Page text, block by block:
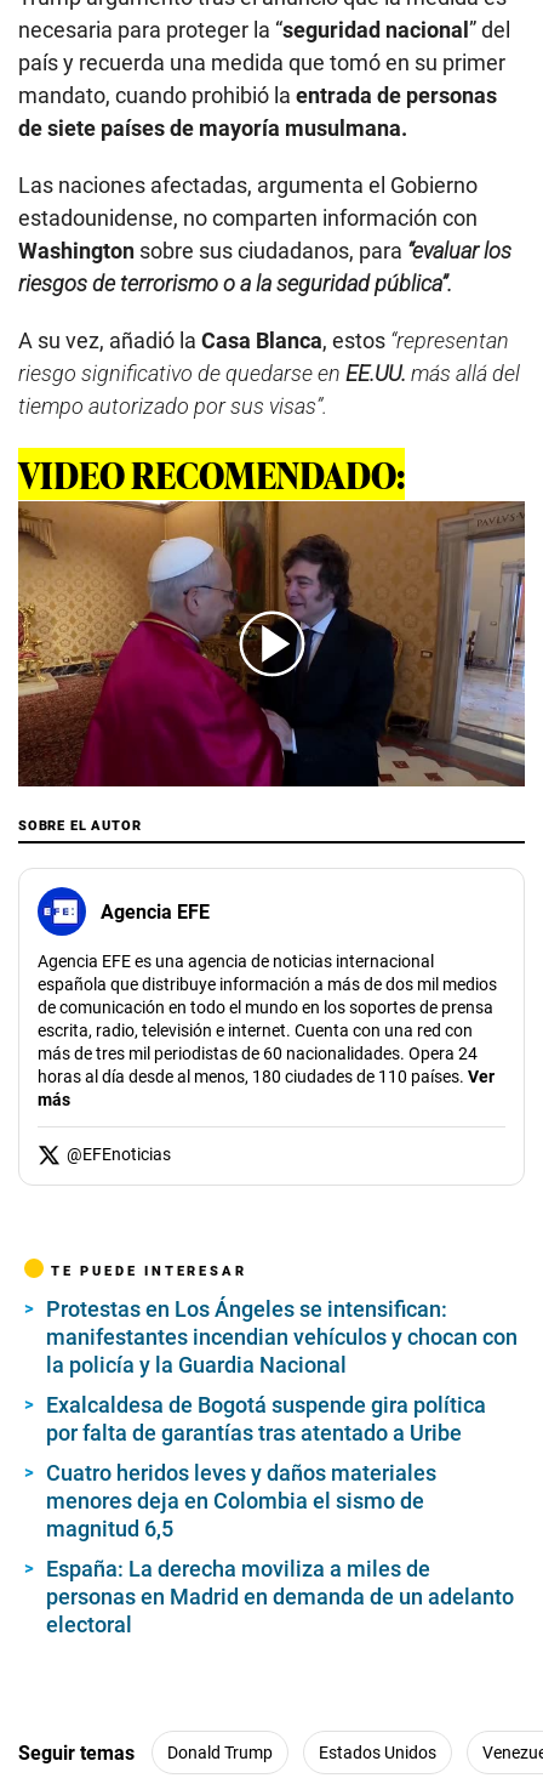
necesaria para proteger la “seguridad nacional” del
país y recuerda una medida que tomó en su primer
mandato, cuando prohibió la entrada de personas
de siete países de mayoría musulmana.
Las naciones afectadas, argumenta el Gobierno
estadounidense, no comparten información con
Washington sobre sus ciudadanos, para “evaluar los
riesgos de terrorismo o a la seguridad pública”.
A su vez, añadió la Casa Blanca, estos “representan
riesgo significativo de quedarse en EE.UU. más allá del
tiempo autorizado por sus visas”.
VIDEO RECOMENDADO:
SOBRE EL AUTOR
Agencia EFE
Agencia EFE es una agencia de noticias internacional
española que distribuye información a más de dos mil medios
de comunicación en todo el mundo en los soportes de prensa
escrita, radio, televisión e internet. Cuenta con una red con
más de tres mil periodistas de 60 nacionalidades. Opera 24
horas al día desde al menos, 180 ciudades de 110 países. Ver
más
@EFEnoticias
TE PUEDE INTERESAR
Protestas en Los Ángeles se intensifican:
manifestantes incendian vehículos y chocan con
la policía y la Guardia Nacional
Exalcaldesa de Bogotá suspende gira política
por falta de garantías tras atentado a Uribe
Cuatro heridos leves y daños materiales
menores deja en Colombia el sismo de
magnitud 6,5
España: La derecha moviliza a miles de
personas en Madrid en demanda de un adelanto
electoral
Seguir temas Donald Trump Estados Unidos